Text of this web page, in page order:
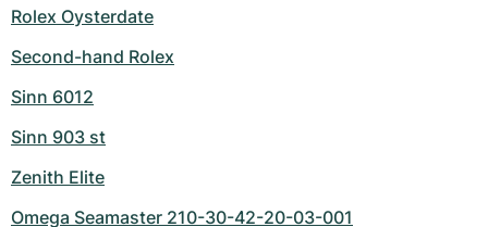
Rolex Oysterdate
Second-hand Rolex
Sinn 6012
Sinn 903 st
Zenith Elite
Omega Seamaster 210-30-42-20-03-001